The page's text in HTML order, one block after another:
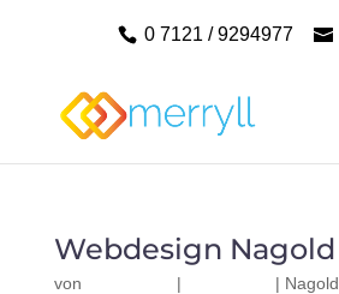
0 7121 / 9294977
Webdesign Nagold
von | | Nagold